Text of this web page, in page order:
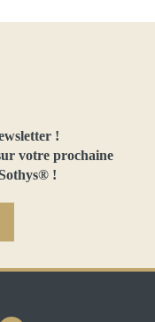
!
votre prochaine
!